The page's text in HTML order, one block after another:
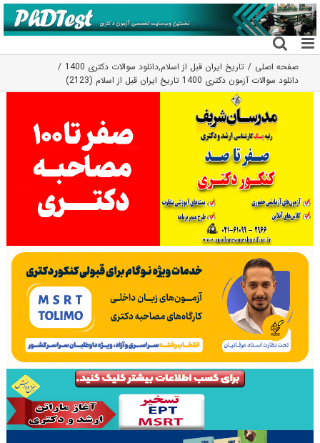
رفتن
به
محتوا
صفحه اصلی تاریخ ایران قبل از اسلام,دانلود سوالات دکتری 1400
دانلود سوالات آزمون دکتری 1400 تاریخ ایران قبل از اسلام (2123)